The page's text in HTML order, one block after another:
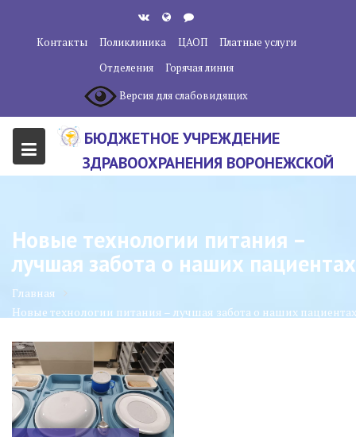
содержанию
Контакты Поликлиника ЦАОП
Платные услуги
Отделения
Горячая линия
Версия для слабовидящих
БЮДЖЕТНОЕ УЧРЕЖДЕНИЕ
ЗДРАВООХРАНЕНИЯ ВОРОНЕЖСКОЙ
КЛИНИЧЕСКИЙ ОНКОЛОГИЧЕСКИЙ
ЦЕНТР"
Новые технологии питания –
лучшая забота о наших
Главная
Новые технологии питания – лучшая забота о наших